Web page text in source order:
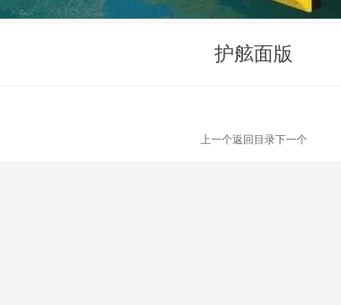
护舷面版
上一个返回目录下一个